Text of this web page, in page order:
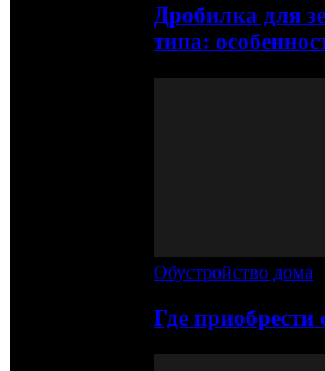
Дробилка для
типа:
Обустройство дома
Где приобрести